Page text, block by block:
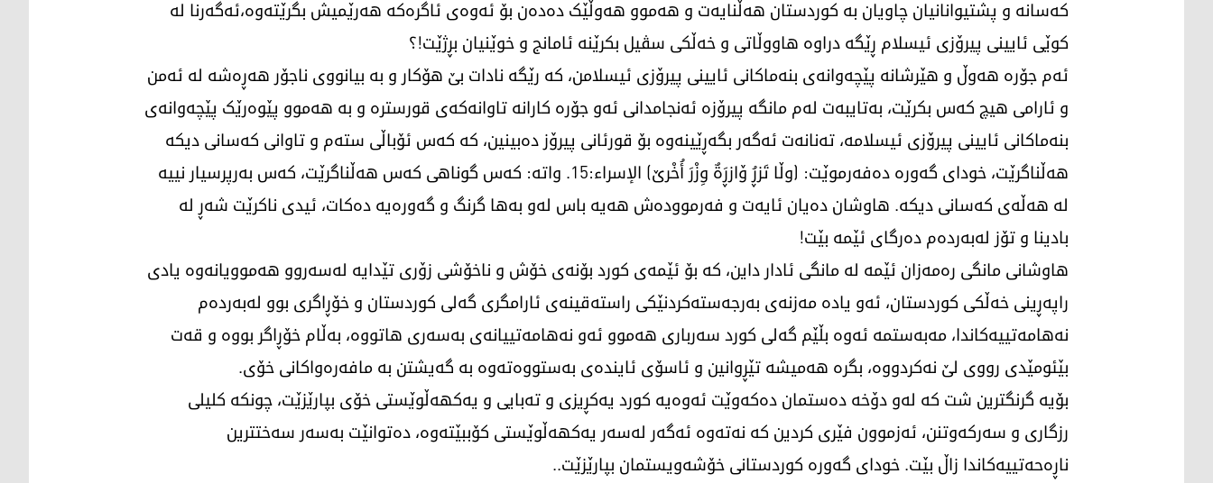
کەسانە و پشتیوانانیان چاویان بە کوردستان هەڵنایەت و هەموو هەوڵێک دەدەن بۆ ئەوەی ئاگرەکە هەرێمیش بگرێتەوە،ئەگەرنا لە
کوێی ئایینی پیرۆزی ئیسلام ڕێگە دراوە هاووڵاتی و خەڵکی سڤیل بکرێنە ئامانج و خوێنیان بڕژێت!؟
ئەم جۆرە هەوڵ و هێرشانە پێچەوانەی بنەماکانی ئایینی پیرۆزی ئیسلامن، کە رێگە نادات بێ هۆکار و بە بیانووی ناجۆر هەڕەشە لە ئەمن
و ئارامی هیچ کەس بکرێت، بەتایبەت لەم مانگە پیرۆزە ئەنجامدانی ئەو جۆرە کارانە تاوانەکەی قورسترە و بە هەموو پێوەرێک پێچەوانەی
بنەماکانی ئایینی پیرۆزی ئیسلامە، تەنانەت ئەگەر بگەڕێینەوە بۆ قورئانی پیرۆز دەبینین، کە کەس ئۆباڵی ستەم و تاوانی کەسانی دیکە
هەڵناگرێت، خودای گەورە دەفەرموێت: (وڵا تَزڕُ ۆازڕَةٌ وِزْرَ أُخْرێ) الإسراء:15. واتە: کەس گوناهی کەس هەڵناگرێت، کەس بەرپرسیار نییە
لە هەڵەی کەسانی دیکە. هاوشان دەیان ئایەت و فەرموودەش هەیە باس لەو بەها گرنگ و گەورەیە دەکات، ئیدی ناکرێت شەڕ لە
بادینا و تۆز لەبەردەم دەرگای ئێمە بێت!
هاوشانی مانگی رەمەزان ئێمە لە مانگی ئادار داین، کە بۆ ئێمەی کورد بۆنەی خۆش و ناخۆشی زۆری تێدایە لەسەروو هەموویانەوە یادی
راپەڕینی خەڵکی کوردستان، ئەو یادە مەزنەی بەرجەستەکردنێکی راستەقینەی ئارامگری گەلی کوردستان و خۆڕاگری بوو لەبەردەم
نەهامەتییەکاندا، مەبەستمە ئەوە بڵێم گەلی کورد سەرباری هەموو ئەو نەهامەتییانەی بەسەری هاتووە، بەڵام خۆڕاگر بووە و قەت
بێئومێدی رووی لێ نەکردووە، بگرە هەمیشە تێڕوانین و ئاسۆی ئایندەی بەستووەتەوە بە گەیشتن بە مافەرەواکانی خۆی.
بۆیە گرنگترین شت کە لەو دۆخە دەستمان دەکەوێت ئەوەیە کورد یەکڕیزی و تەبایی و یەکهەڵوێستی خۆی بپارێزێت، چونکە کلیلی
رزگاری و سەرکەوتنن، ئەزموون فێری کردین کە نەتەوە ئەگەر لەسەر یەکهەڵوێستی کۆببێتەوە، دەتوانێت بەسەر سەختترین
ناڕەحەتییەکاندا زاڵ بێت. خودای گەورە کوردستانی خۆشەویستمان بپارێزێت..